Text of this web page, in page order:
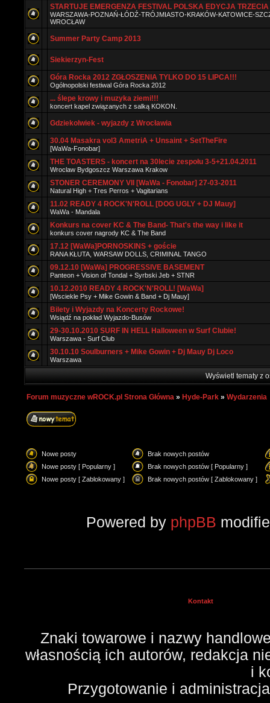
STARTUJE EMERGENZA FESTIVAL POLSKA EDYCJA
WARSZAWA-POZNAŃ-ŁÓDŹ-TRÓJMIASTO-KRAKÓW-KATOWICE-
WROCŁAW
Summer Party Camp 2013
Siekierzyn-Fest
Góra Rocka 2012 ZGŁOSZENIA TYLKO DO 15 LIPCA!!!
Ogólnopolski festiwal Góra Rocka 2012
... ślepe krowy i muzyka ziemi!!!
koncert kapel związanych z salką KOKON.
Gdziekolwiek - wyjazdy z Wrocławia
30.04 Masakra vol3 AmetriA + Unsaint + SetTheFire
[WaWa-Fonobar]
THE TOASTERS - koncert na 30lecie zespołu 3-5+21.04.2011
Wroclaw Bydgoszcz Warszawa Krakow
STONER CEREMONY VII [WaWa - Fonobar] 27-03-2011
Natural High + Tres Perros + Vagitarians
11.02 READY 4 ROCK'N'ROLL [DOG UGLY + DJ Mauy]
WaWa - Mandala
Konkurs na cover KC & The Band- That's the way i like it
konkurs cover nagrody KC & The Band
17.12 [WaWa]PORNOSKINS + goście
RANA KŁUTA, WARSAW DOLLS, CRIMINAL TANGO
09.12.10 [WaWa] PROGRESSIVE BASEMENT
Panteon + Vision of Tondal + Syrbski Jeb + STNR
10.12.2010 READY 4 ROCK'N'ROLL! [WaWa]
[Wsciekle Psy + Mike Gowin & Band + Dj Mauy]
Bilety i Wyjazdy na Koncerty Rockowe!
Wsiądź na pokład Wyjazdo-Busów
29-30.10.2010 SURF IN HELL Halloween w Surf Clubie!
Warszawa - Surf Club
30.10.10 Soulburners + Mike Gowin + Dj Mauy Dj Loco
Warszawa
Wyświetl tematy z
Forum muzyczne wROCK.pl Strona Główna » Hyde-Park » Wydarzenia
Nowe posty
Brak nowych postów
Nowe posty [ Popularny ]
Brak nowych postów [ Popularny ]
Nowe posty [ Zablokowany ]
Brak nowych postów [ Zablokowany ]
Powered by phpBB
Kontakt
Znaki towarowe i nazwy
własnością ich autorów, redakcja
i
Przygotowanie i